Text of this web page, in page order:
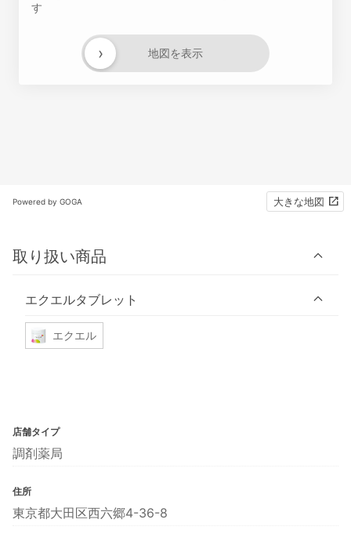
す
地図を表示
›
Powered by GOGA 大きな地図
取り扱い商品
エクエルタブレット
エクエル
店舗タイプ
調剤薬局
住所
東京都大田区西六郷4-36-8